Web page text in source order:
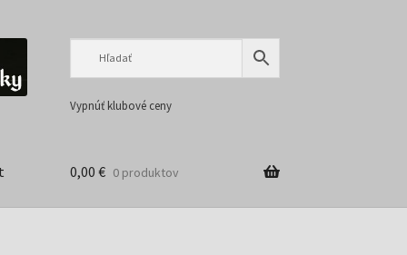
Vypnúť klubové ceny
0,00 € 0 produktov